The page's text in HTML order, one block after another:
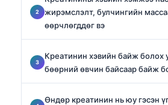
жирэмслэлт, булчингийн
өөрчлөгддөг вэ
Креатинин хэвийн байж болох
бөөрний өвчин байсаар байж
Өндөр креатинин нь юу гэсэн